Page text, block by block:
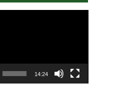
14:24